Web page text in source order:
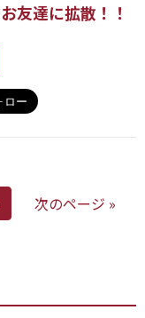
お友達に拡散！！
次のページ »